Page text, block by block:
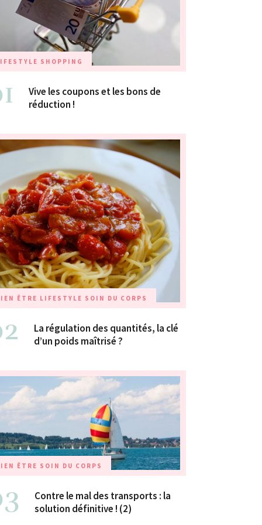
SHOPPING
Vive les coupons et les bons de
réduction !
ÊTRE LIFESTYLE SOIN DU CORPS
La régulation des quantités, la clé
d’un poids maîtrisé ?
ÊTRE SOIN DU CORPS
Contre le mal des transports : la
solution définitive ! (2)